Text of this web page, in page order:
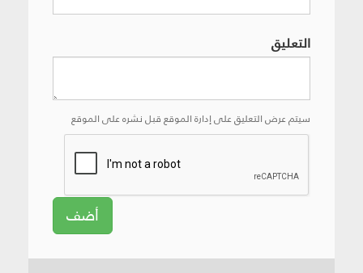
التعليق
سيتم عرض التعليق على إدارة الموقع قبل نشره على الموقع
أضف